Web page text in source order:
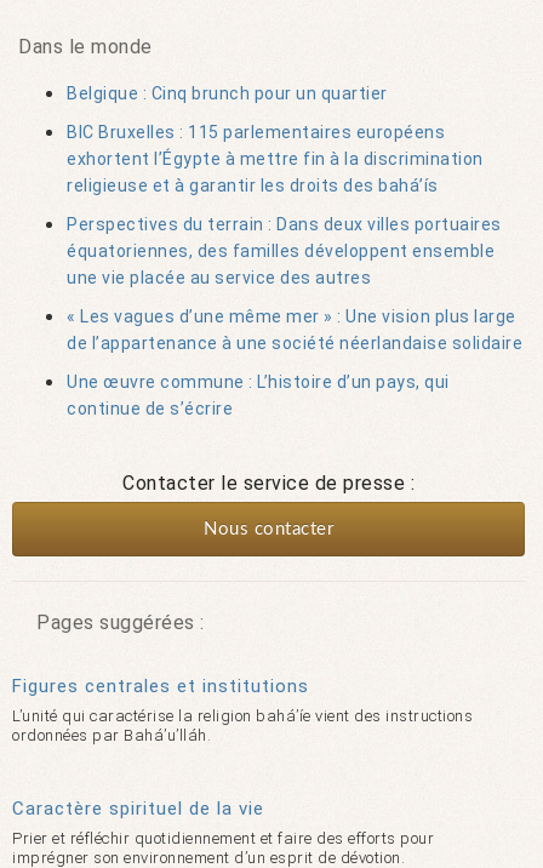
Dans le monde
Belgique : Cinq brunch pour un quartier
BIC Bruxelles : 115 parlementaires européens
exhortent l’Égypte à mettre fin à la discrimination
religieuse et à garantir les droits des bahá’ís
Perspectives du terrain : Dans deux villes portuaires
équatoriennes, des familles développent ensemble
une vie placée au service des autres
« Les vagues d’une même mer » : Une vision plus large
de l’appartenance à une société néerlandaise solidaire
Une œuvre commune : L’histoire d’un pays, qui
continue de s’écrire
Contacter le service de presse :
Nous contacter
Pages suggérées :
Figures centrales et institutions
L’unité qui caractérise la religion bahá’íe vient des instructions
ordonnées par Bahá’u’lláh.
Caractère spirituel de la vie
Prier et réfléchir quotidiennement et faire des efforts pour
imprégner son environnement d’un esprit de dévotion.